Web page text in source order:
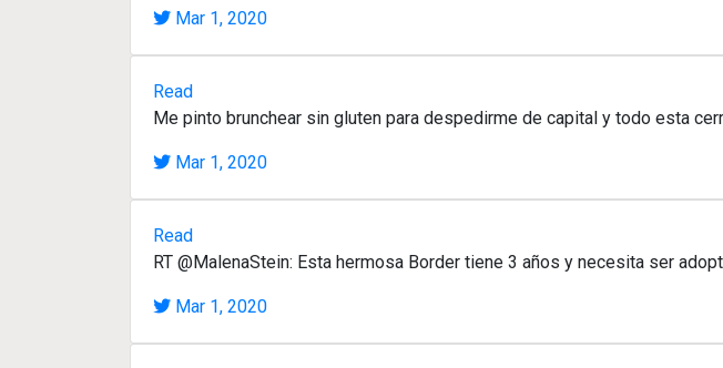
Mar 1, 2020
Read
Me pinto brunchear sin gluten para despedirme de capital y todo esta
Mar 1, 2020
Read
RT @MalenaStein: Esta hermosa Border tiene 3 años y necesita ser
Mar 1, 2020